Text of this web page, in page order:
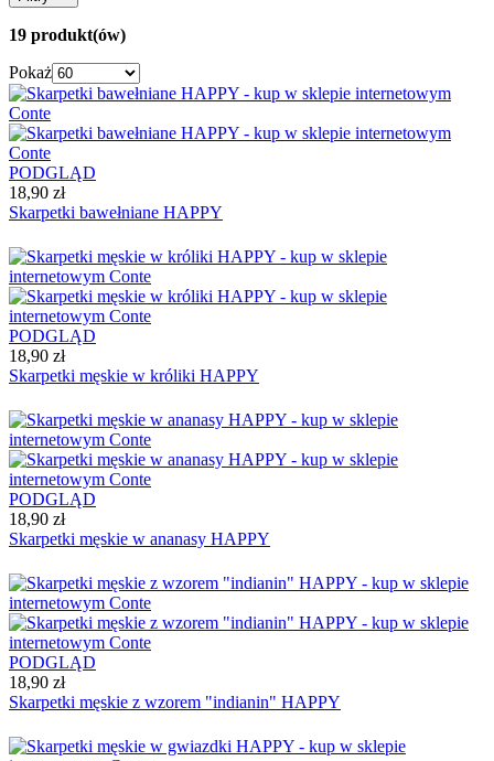
19 produkt(ów)
Pokaż
PODGLĄD
18,90 zł
Skarpetki bawełniane HAPPY
PODGLĄD
18,90 zł
Skarpetki męskie w króliki HAPPY
PODGLĄD
18,90 zł
Skarpetki męskie w ananasy HAPPY
PODGLĄD
18,90 zł
Skarpetki męskie z wzorem "indianin" HAPPY